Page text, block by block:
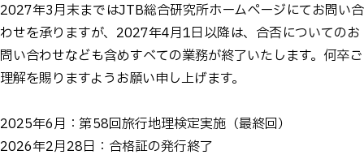
2027年3月末まではJTB総合研究所ホームページにてお問い合
わせを承りますが、2027年4月1日以降は、合否についてのお
問い合わせなども含めすべての業務が終了いたします。何卒ご
理解を賜りますようお願い申し上げます。
2025年6月：第58回旅行地理検定実施（最終回）
2026年2月28日：合格証の発行終了